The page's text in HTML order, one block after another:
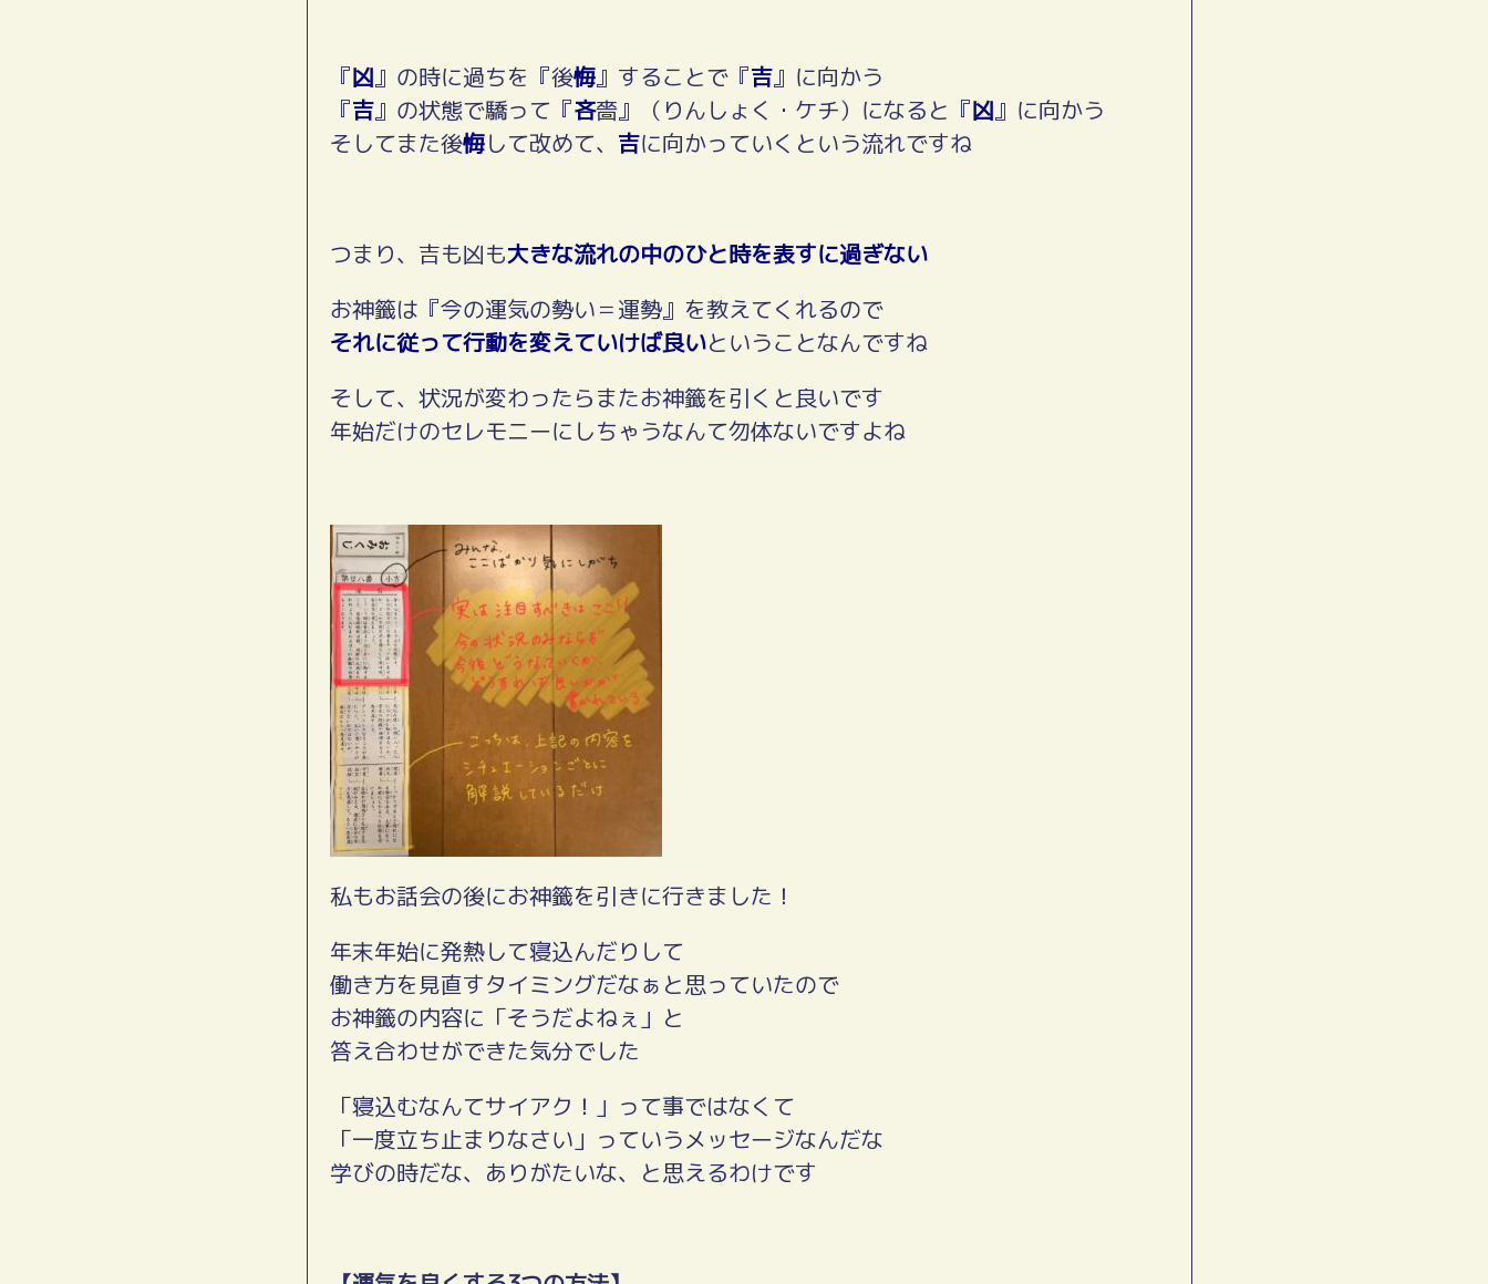
『凶』の時に過ちを『後悔』することで『吉』に向かう
『吉』の状態で驕って『吝嗇』（りんしょく・ケチ）になると『凶』に向かう
そしてまた後悔して改めて、 吉に向かっていくという流れですね
つまり、吉も凶も大きな流れの中のひと時を表すに過ぎない
お神籤は『今の運気の勢い＝運勢』を教えてくれるので
それに従って行動を変えていけば良いということなんですね
そして、状況が変わったらまたお神籤を引くと良いです
年始だけのセレモニーにしちゃうなんて勿体ないですよね
私もお話会の後にお神籤を引きに行きました！
年末年始に発熱して寝込んだりして
働き方を見直すタイミングだなぁと思っていたので
お神籤の内容に「そうだよねぇ」と
答え合わせができた気分でした
「寝込むなんてサイアク！」って事ではなくて
「一度立ち止まりなさい」っていうメッセージなんだな
学びの時だな、ありがたいな、と思えるわけです